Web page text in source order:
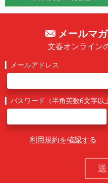
メールマ
文春オンライン
メールアドレス
パスワード（半角英数6文字以
利用規約を確認する